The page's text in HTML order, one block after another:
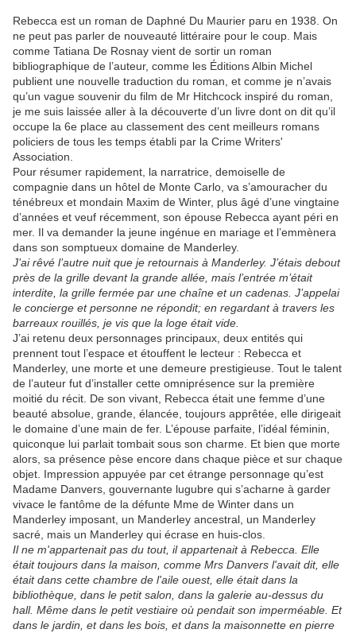
Rebecca est un roman de Daphné Du Maurier paru en 1938. On
ne peut pas parler de nouveauté littéraire pour le coup. Mais
comme Tatiana De Rosnay vient de sortir un roman
bibliographique de l’auteur, comme les Éditions Albin Michel
publient une nouvelle traduction du roman, et comme je n’avais
qu’un vague souvenir du film de Mr Hitchcock inspiré du roman,
je me suis laissée aller à la découverte d’un livre dont on dit qu’il
occupe la 6e place au classement des cent meilleurs romans
policiers de tous les temps établi par la Crime Writers'
Association.
Pour résumer rapidement, la narratrice, demoiselle de
compagnie dans un hôtel de Monte Carlo, va s’amouracher du
ténébreux et mondain Maxim de Winter, plus âgé d’une vingtaine
d’années et veuf récemment, son épouse Rebecca ayant péri en
mer. Il va demander la jeune ingénue en mariage et l’emmènera
dans son somptueux domaine de Manderley.
J’ai rêvé l’autre nuit que je retournais à Manderley. J’étais debout
près de la grille devant la grande allée, mais l’entrée m’était
interdite, la grille fermée par une chaîne et un cadenas. J’appelai
le concierge et personne ne répondit; en regardant à travers les
barreaux rouillés, je vis que la loge était vide.
J’ai retenu deux personnages principaux, deux entités qui
prennent tout l’espace et étouffent le lecteur : Rebecca et
Manderley, une morte et une demeure prestigieuse. Tout le talent
de l’auteur fut d’installer cette omniprésence sur la première
moitié du récit. De son vivant, Rebecca était une femme d’une
beauté absolue, grande, élancée, toujours apprêtée, elle dirigeait
le domaine d’une main de fer. L’épouse parfaite, l’idéal féminin,
quiconque lui parlait tombait sous son charme. Et bien que morte
alors, sa présence pèse encore dans chaque pièce et sur chaque
objet. Impression appuyée par cet étrange personnage qu’est
Madame Danvers, gouvernante lugubre qui s’acharne à garder
vivace le fantôme de la défunte Mme de Winter dans un
Manderley imposant, un Manderley ancestral, un Manderley
sacré, mais un Manderley qui écrase en huis-clos.
Il ne m'appartenait pas du tout, il appartenait à Rebecca. Elle
était toujours dans la maison, comme Mrs Danvers l'avait dit, elle
était dans cette chambre de l'aile ouest, elle était dans la
bibliothèque, dans le petit salon, dans la galerie au-dessus du
hall. Même dans le petit vestiaire où pendait son imperméable. Et
dans le jardin, et dans les bois, et dans la maisonnette en pierre